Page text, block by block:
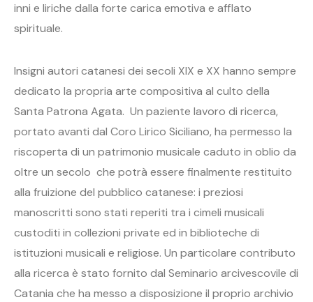
inni e liriche dalla forte carica emotiva e afflato
spirituale.
Insigni autori catanesi dei secoli XIX e XX hanno sempre
dedicato la propria arte compositiva al culto della
Santa Patrona Agata. Un paziente lavoro di ricerca,
portato avanti dal Coro Lirico Siciliano, ha permesso la
riscoperta di un patrimonio musicale caduto in oblio da
oltre un secolo che potrà essere finalmente restituito
alla fruizione del pubblico catanese: i preziosi
manoscritti sono stati reperiti tra i cimeli musicali
custoditi in collezioni private ed in biblioteche di
istituzioni musicali e religiose. Un particolare contributo
alla ricerca è stato fornito dal Seminario arcivescovile di
Catania che ha messo a disposizione il proprio archivio